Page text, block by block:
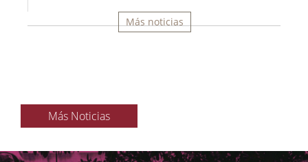
Más noticias
Más Noticias